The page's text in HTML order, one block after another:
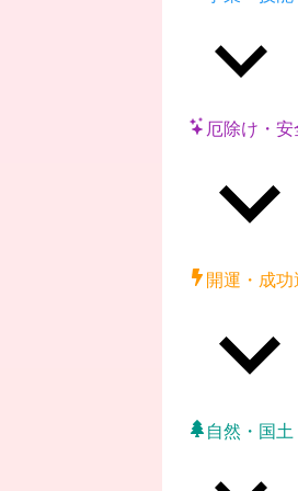
厄除け・安
開運・成功
自然・国土